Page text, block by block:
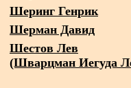
Шеринг Генрик
Шерман Давид
Шестов Лев
(Шварцман Иегуда